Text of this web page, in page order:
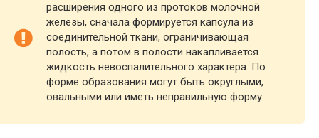
расширения одного из протоков молочной
железы, сначала формируется капсула из
соединительной ткани, ограничивающая
полость, а потом в полости накапливается
жидкость невоспалительного характера. По
форме образования могут быть округлыми,
овальными или иметь неправильную форму.